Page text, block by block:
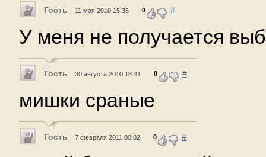
Гость 11 мая 2010 15:35 0 #
У меня не получается
Гость 30 августа 2010 18:41 0 #
мишки сраные
Гость 7 февраля 2011 00:02 0 #